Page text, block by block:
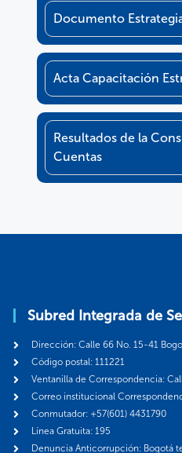
Documento
Acta Capacitación
Resultados de la
Cuentas
Subred Integrada de
Dirección: Calle 66 No. 15-41
Código postal: 111221
Ventanilla de Correspondencia:
Correo institucional
Conmutador: +57(601) 4431790
Línea Gratuita: 195
Denuncia Anticorrupción: Bogotá